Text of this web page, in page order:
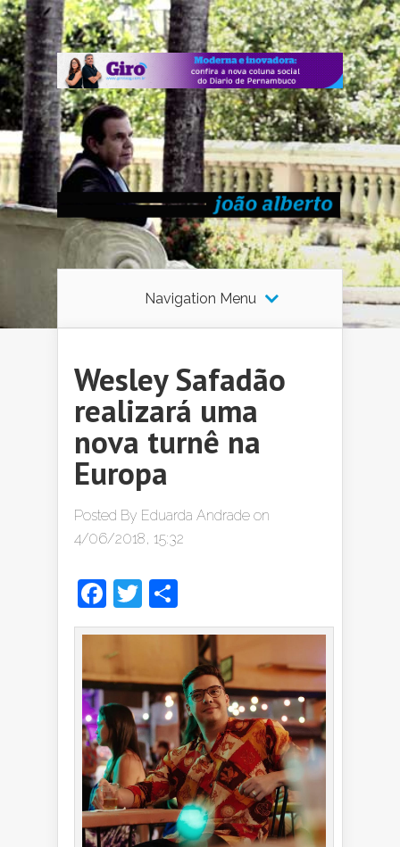
Navigation Menu
Wesley Safadão
realizará uma
nova turnê na
Europa
Posted By Eduarda Andrade on
4/06/2018, 15:32
Facebook
Twitter